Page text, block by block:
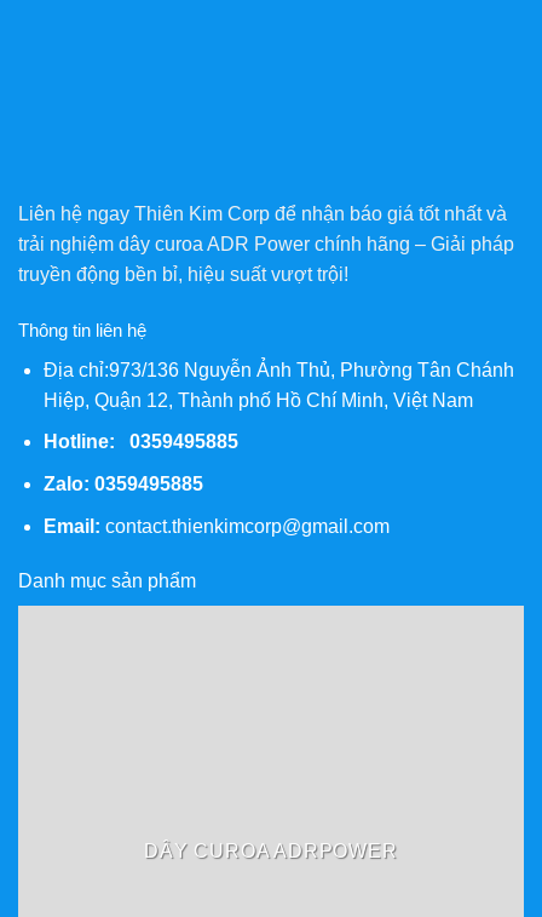
Liên hệ ngay Thiên Kim Corp để nhận báo giá tốt nhất và
trải nghiệm dây curoa ADR Power chính hãng – Giải pháp
truyền động bền bỉ, hiệu suất vượt trội!
Thông tin liên hệ
Địa chỉ:973/136 Nguyễn Ảnh Thủ, Phường Tân Chánh
Hiệp, Quận 12, Thành phố Hồ Chí Minh, Việt Nam
Hotline: 0359495885
Zalo: 0359495885
Email: contact.thienkimcorp@gmail.com
Danh mục sản phẩm
DÂY CUROA ADRPOWER